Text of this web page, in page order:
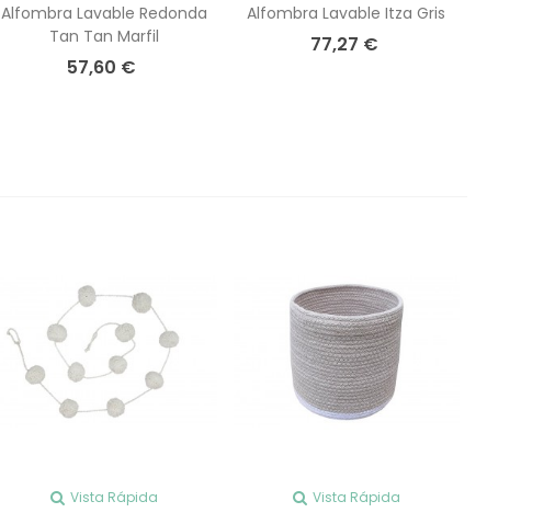
Alfombra Lavable Redonda
Tan Tan Marfil
57,60 €
Alfombra Lavable Itza Gris
77,27 €
Vista Rápida Vista Rápida